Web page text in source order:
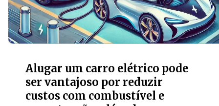
Alugar um carro elétrico pode
ser vantajoso por reduzir
custos com combustível e